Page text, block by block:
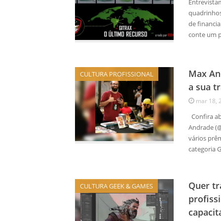
de
conte um
CULTURA PROFISSIONAL
Max
a sua
mar 18,
Confira
Andrade
vários
categoria
CULTURA GEEK & GAMES
Quer